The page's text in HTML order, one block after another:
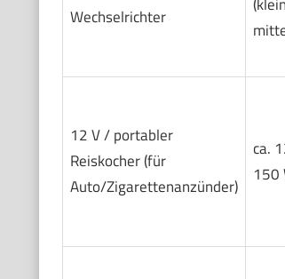
Wechselrichter
12 V / portabler
Reiskocher (für
Auto/Zigarettenanzünder)
ca.
150